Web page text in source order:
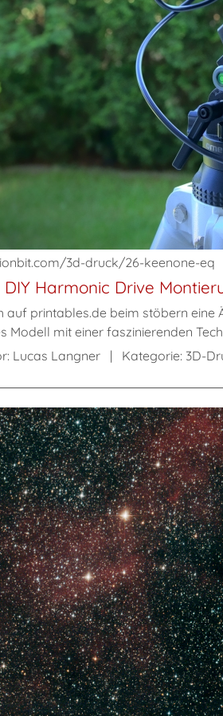
DIY Harmonic Drive
3d-druck/26-keenone-eq
auf printables.de beim stöbern
Modell mit einer faszinierenden
Lucas Langner Kategorie: 3D-